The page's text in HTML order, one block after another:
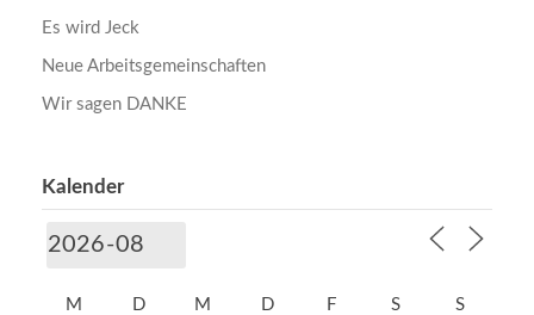
Es wird Jeck
Neue Arbeitsgemeinschaften
Wir sagen DANKE
Kalender
M D M D F S S